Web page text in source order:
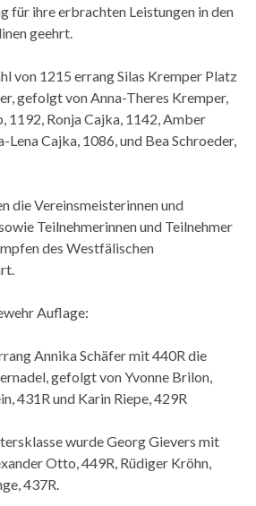
für ihre erbrachten Leistungen in den
geehrt.
von 1215 errang Silas Kremper Platz
gefolgt von Anna-Theres Kremper,
1192, Ronja Cajka, 1142, Amber
Lena Cajka, 1086, und Bea Schroeder,
die Vereinsmeisterinnen und
Teilnehmerinnen und Teilnehmer
des Westfälischen
Auflage:
Annika Schäfer mit 440R die
gefolgt von Yvonne Brilon,
431R und Karin Riepe, 429R
wurde Georg Gievers mit
Otto, 449R, Rüdiger Kröhn,
437R.